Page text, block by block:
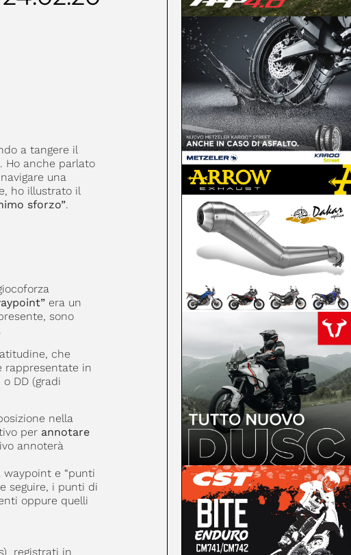
a tangere il
Ho anche parlato
una
ho illustrato il
sforzo”.
era un
sono
che
rappresentate in
DD (gradi
nella
perannotare
annoterà
e “punti
seguire, i punti di
oppure quelli
registrati in